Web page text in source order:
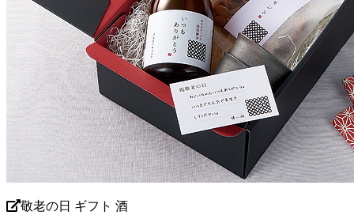
敬老の日 ギフト 酒